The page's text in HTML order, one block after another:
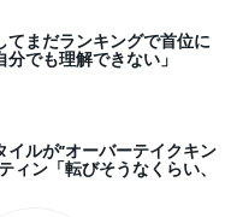
てまだランキングで首位に
でも理解できない」
イルが”オーバーテイクキン
ン「転びそうなくらい、